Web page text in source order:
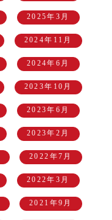
2025年3月
2024年11月
2024年6月
2023年10月
2023年6月
2023年2月
2022年7月
2022年3月
2021年9月